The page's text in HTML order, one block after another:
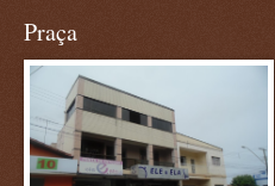
Praça